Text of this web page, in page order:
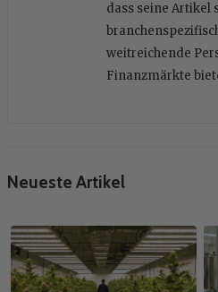
dass seine Artikel
weitreichende
Finanzmärkte
Neueste Artikel